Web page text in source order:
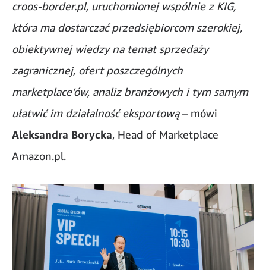
croos-border.pl, uruchomionej wspólnie z KIG,
która ma dostarczać przedsiębiorcom szerokiej,
obiektywnej wiedzy na temat sprzedaży
zagranicznej, ofert poszczególnych
marketplace’ów, analiz branżowych i tym samym
ułatwić im działalność eksportową– mówi
Aleksandra Borycka, Head of Marketplace
Amazon.pl.